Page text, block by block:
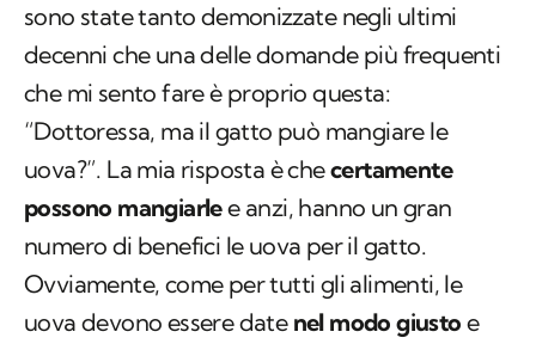
sono state tanto demonizzate negli ultimi
decenni che una delle domande più frequenti
che mi sento fare è proprio questa:
“Dottoressa, ma il gatto può mangiare le
uova?”. La mia risposta è checertamente
possono mangiarlee anzi, hanno un gran
numero di benefici le uova per il gatto.
Ovviamente, come per tutti gli alimenti, le
uova devono essere date nel modo giusto e